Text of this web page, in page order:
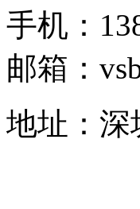
手机：
邮箱：
地址：深